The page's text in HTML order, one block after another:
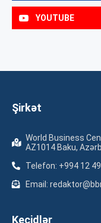
YOUTUBE
Şirkət
World Business
AZ1014 Baku,
Telefon: +994 12
Email:
Keçidlər